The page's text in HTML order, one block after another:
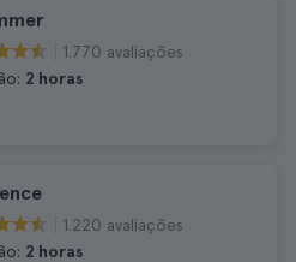
1.770 avaliações
2 horas
1.220 avaliações
2 horas